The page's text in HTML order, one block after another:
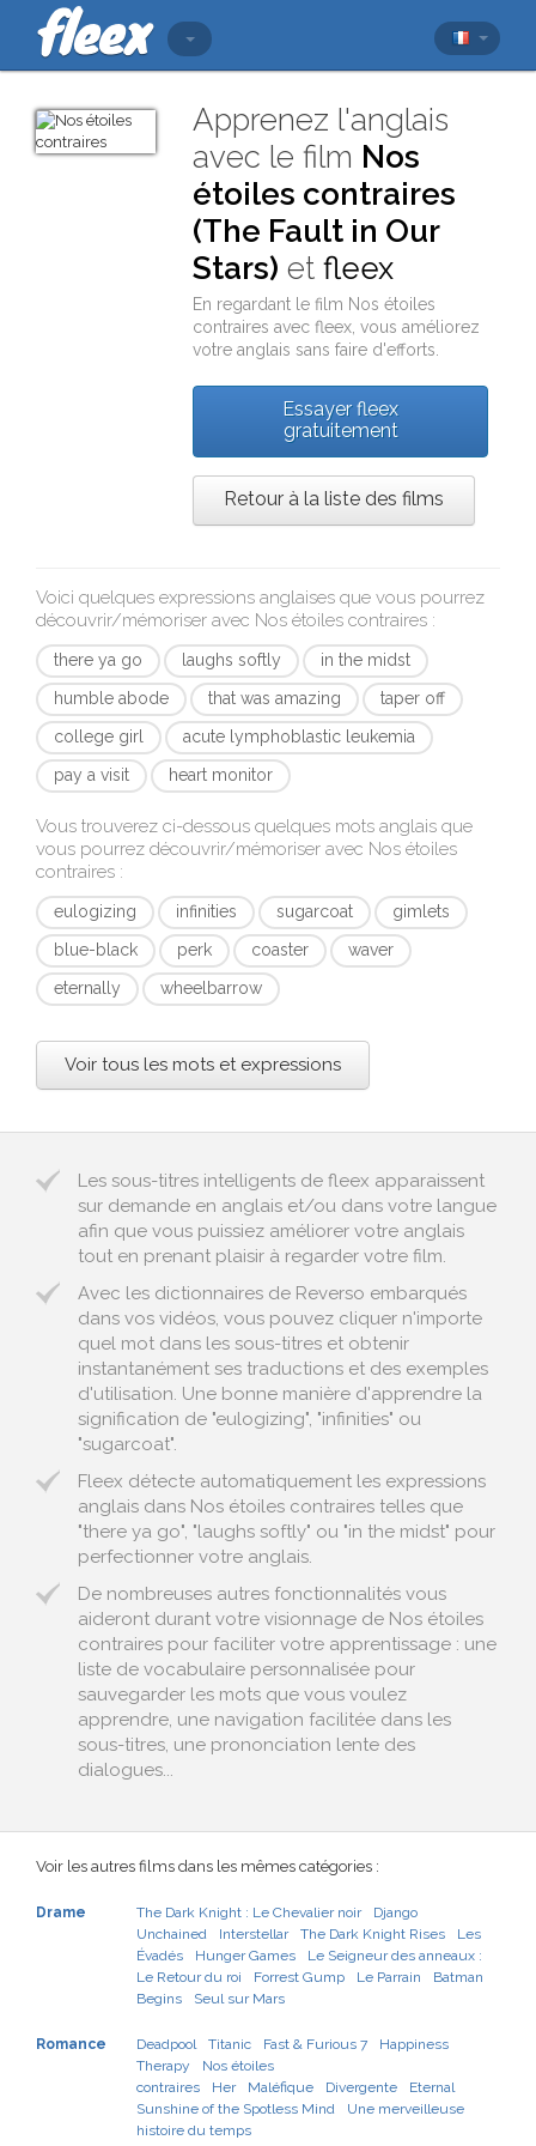
Apprenez l'anglais
avec le film Nos
étoiles contraires
(The Fault in Our
Stars) etfleex
En regardant le film Nos étoiles
contraires avecfleex , vous améliorez
votre anglais sans faire d'efforts.
Essayer fleex
gratuitement
Retour à la liste des films
Voici quelques expressions anglaises que vous pourrez
découvrir/mémoriser avec Nos étoiles contraires :
there ya go laughs softly
in the midst
humble abode
that was amazing
taper off
college girl
acute lymphoblastic leukemia
pay a visit
heart monitor
Vous trouverez ci-dessous quelques mots anglais que
vous pourrez découvrir/mémoriser avec Nos étoiles
contraires :
eulogizing infinities sugarcoat
gimlets
blue-black
perk coaster
waver
eternally
wheelbarrow
Voir tous les mots et expressions
Les sous-titres intelligents de fleex apparaissent
sur demande en anglais et/ou dans votre langue
afin que vous puissiez améliorer votre anglais
tout en prenant plaisir à regarder votre film.
Avec les dictionnaires de Reverso embarqués
dans vos vidéos, vous pouvez cliquer n'importe
quel mot dans les sous-titres et obtenir
instantanément ses traductions et des exemples
d'utilisation. Une bonne manière d'apprendre la
signification de "eulogizing", "infinities" ou
"sugarcoat".
Fleex détecte automatiquement les expressions
anglais dans Nos étoiles contraires telles que
"there ya go", "laughs softly" ou "in the midst" pour
perfectionner votre anglais.
De nombreuses autres fonctionnalités vous
aideront durant votre visionnage de Nos étoiles
contraires pour faciliter votre apprentissage : une
liste de vocabulaire personnalisée pour
sauvegarder les mots que vous voulez
apprendre, une navigation facilitée dans les
sous-titres, une prononciation lente des
dialogues...
Voir les autres films dans les mêmes catégories :
Drame The Dark Knight : Le Chevalier noir
Django
Unchained
Interstellar The Dark Knight Rises
Les
Évadés
Hunger Games
Le Seigneur des anneaux :
Le Retour du roi
Forrest Gump Le Parrain
Batman
Begins
Seul sur Mars
Romance Deadpool Titanic Fast & Furious 7
Happiness
Therapy
Nos étoiles
contraires
Her Maléfique Divergente
Eternal
Sunshine of the Spotless Mind
Une merveilleuse
histoire du temps